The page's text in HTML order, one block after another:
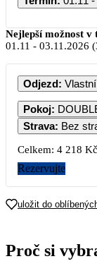
PO
2
2 109
2 109
16
23
2 109
Nejlepší možnost v
01.11 - 03.11.2026
Odjezd:
Pokoj:
Strava: Bez
Celkem: 4 218 Kč
Rezervujte
uložit do
Proč si